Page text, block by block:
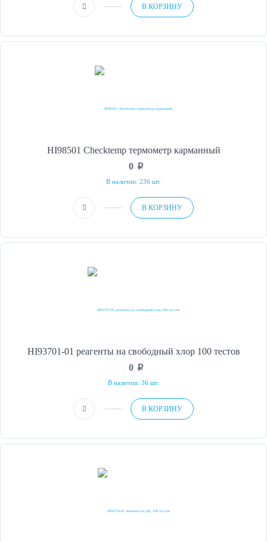
В КОРЗИНУ
HI98501 Checktemp термометр карманный
0 p
В наличии: 236 шт.
В КОРЗИНУ
HI93701-01 реагенты на свободный хлор 100 тестов
0 p
В наличии: 36 шт.
В КОРЗИНУ